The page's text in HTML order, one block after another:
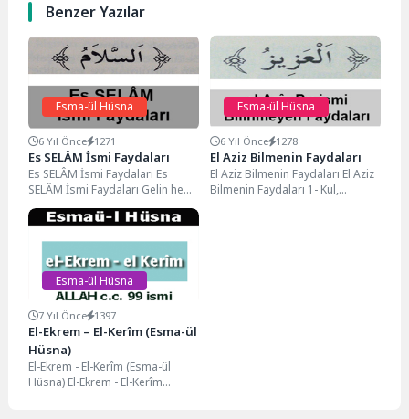
Benzer Yazılar
Esma-ül Hüsna
6 Yıl Önce 1271
Es SELÂM İsmi Faydaları
Es SELÂM İsmi Faydaları Es
SELÂM İsmi Faydaları Gelin hep
birlikte 99 ismi şerifin içinde...
Esma-ül Hüsna
6 Yıl Önce 1278
El Aziz Bilmenin Faydaları
El Aziz Bilmenin Faydaları El Aziz
Bilmenin Faydaları 1- Kul,
Esma-ül Hüsna
7 Yıl Önce 1397
El-Ekrem – El-Kerîm (Esma-ül
Hüsna)
El-Ekrem - El-Kerîm (Esma-ül
Hüsna) El-Ekrem - El-Kerîm